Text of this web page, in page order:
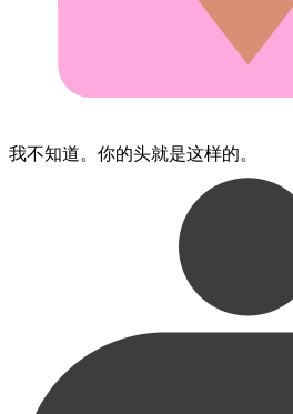
我​不​知道。​你的​头​就是​这样的。